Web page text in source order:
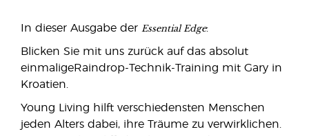
In dieser Ausgabe der Essential Edge:
Blicken Sie mit uns zurück auf das absolut
einmaligeRaindrop-Technik-Training mit Gary in
Kroatien.
Young Living hilft verschiedensten Menschen
jeden Alters dabei, ihre Träume zu verwirklichen.